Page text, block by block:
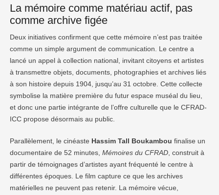
La mémoire comme matériau actif, pas
comme archive figée
Deux initiatives confirment que cette mémoire n’est pas traitée
comme un simple argument de communication. Le centre a
lancé un appel à collection national, invitant citoyens et artistes
à transmettre objets, documents, photographies et archives liés
à son histoire depuis 1904, jusqu’au 31 octobre. Cette collecte
symbolise la matière première du futur espace muséal du lieu,
et donc une partie intégrante de l’offre culturelle que le CFRAD-
ICC propose désormais au public.
Parallèlement, le cinéaste Hassim Tall Boukambou finalise un
documentaire de 52 minutes, Mémoires du CFRAD , construit à
partir de témoignages d’artistes ayant fréquenté le centre à
différentes époques. Le film capture ce que les archives
matérielles ne peuvent pas retenir. La mémoire vécue,